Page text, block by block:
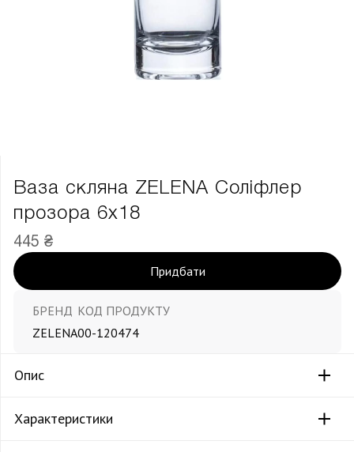
Ваза скляна ZELENA Соліфлер
прозора 6х18
445 ₴
Придбати
БРЕНД
ZELENA
КОД ПРОДУКТУ
00-120474
Опис
Характеристики